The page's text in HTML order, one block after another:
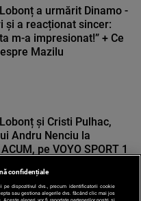
a urmărit Dinamo -
și a reacționat sincer:
m-a impresionat!” + Ce
Mazilu
și Cristi Pulhac,
Andru Nenciu la
pe VOYO SPORT 1
confidențiale
pe dispozitivul dvs., precum identificatorii cookie
sau gestiona alegerile dvs. făcând clic mai jos
alegeri vor fi raportate partenerilor noștri și